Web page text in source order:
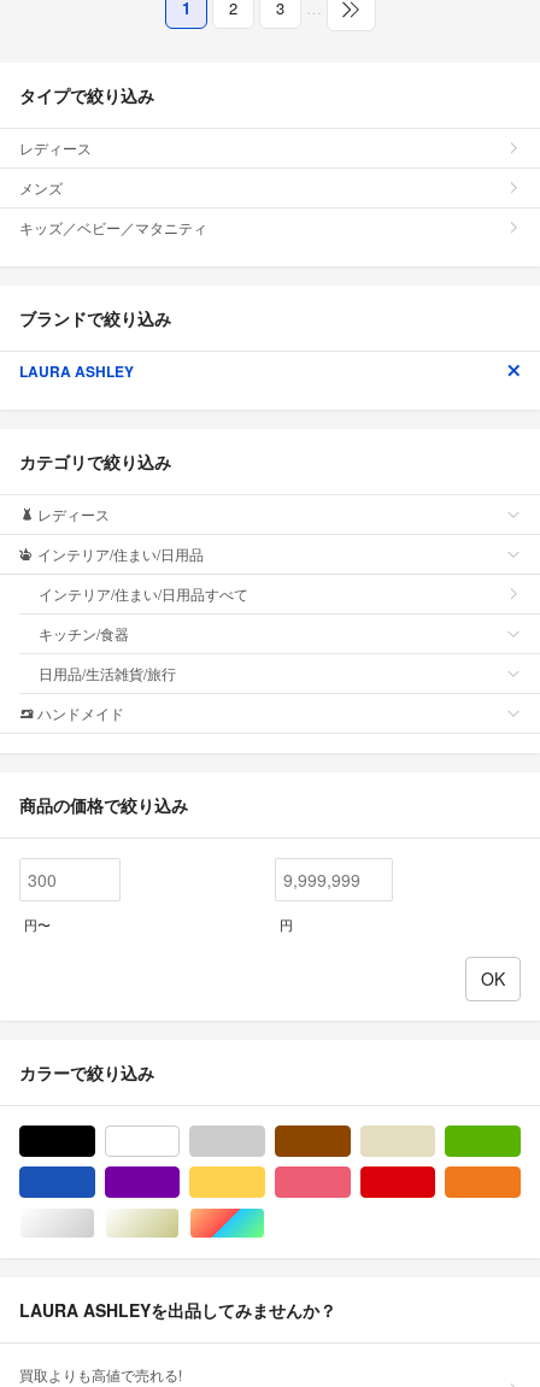
1 2 3 …
タイプで絞り込み
レディース
メンズ
キッズ／ベビー／マタニティ
ブランドで絞り込み
LAURA ASHLEY
カテゴリで絞り込み
レディース
インテリア/住まい/日用品
インテリア/住まい/日用品すべて
キッチン/食器
日用品/生活雑貨/旅行
ハンドメイド
商品の価格で絞り込み
円〜 円
カラーで絞り込み
シルバー/銀色系ゴールド/金色系マルチカラー
LAURA ASHLEYを出品してみませんか？
買取よりも高値で売れる!